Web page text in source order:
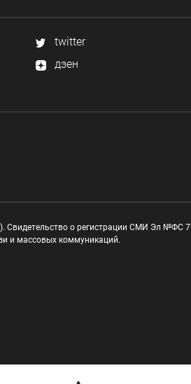
twitter
дзен
Свидетельство о регистрации СМИ Эл №ФС
и массовых коммуникаций.